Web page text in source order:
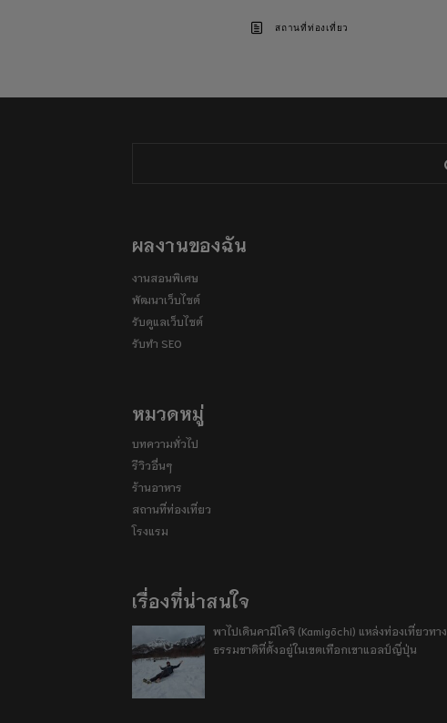
สถานที่ท่องเที่ยว
ผลงานของฉัน
งานสอนพิเศษ
พัฒนาเว็บไซต์
รับดูแลเว็บไซต์
รับทำ SEO
หมวดหมู่
บทความทั่วไป
รีวิวอื่นๆ
ร้านอาหาร
สถานที่ท่องเที่ยว
โรงแรม
เรื่องที่น่าสนใจ
พาไปเดินคามิโคจิ (Kamigōchi) แหล่งท่องเที่ยวทาง
ธรรมชาติที่ตั้งอยู่ในเขตเทือกเขาแอลป์ญี่ปุ่น